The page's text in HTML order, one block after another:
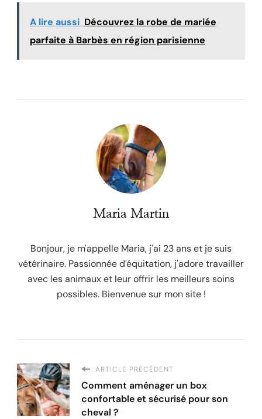
A lire aussi Découvrez la robe de mariée
parfaite à Barbès en région parisienne
Maria Martin
Bonjour, je m'appelle Maria, j'ai 23 ans et je suis
vétérinaire. Passionnée d'équitation, j'adore travailler
avec les animaux et leur offrir les meilleurs soins
possibles. Bienvenue sur mon site !
ARTICLE PRÉCÉDENT
Comment aménager un box
confortable et sécurisé pour son
cheval ?